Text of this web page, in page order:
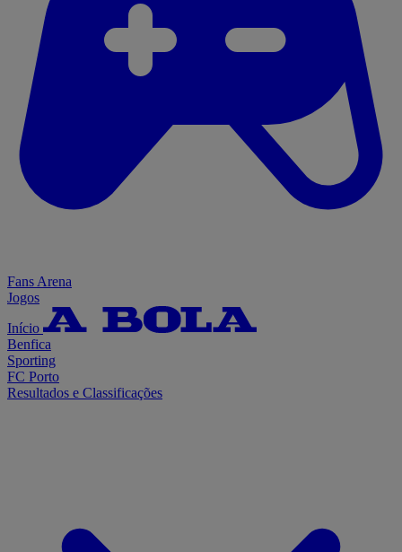
Fans Arena
Jogos
Início
Benfica
Sporting
FC Porto
Resultados e Classificações